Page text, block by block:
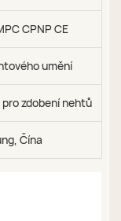
CPNP CE
umění
zdobení nehtů
Čína